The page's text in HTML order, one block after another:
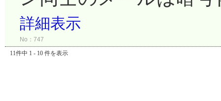
詳細表示
No：747
11件中 1 - 10 件を表示